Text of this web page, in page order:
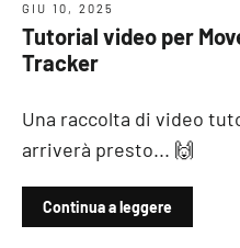
GIU 10, 2025
Tutorial video per
Tracker
Una raccolta di video
arriverà presto... 🙌
Continua a leggere